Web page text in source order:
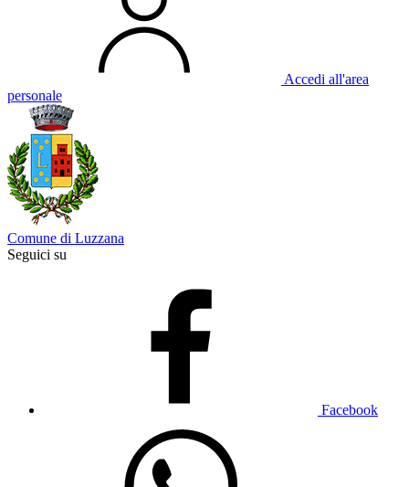
Accedi all'area
personale
Comune di Luzzana
Seguici su
Facebook